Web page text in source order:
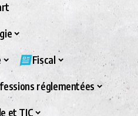
Fiscal
réglementées
et TIC